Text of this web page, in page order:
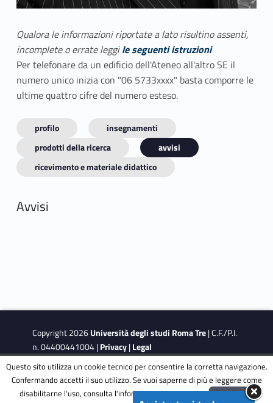
Qualora le informazioni riportate a lato risultino assenti,
incomplete o errate leggile seguenti istruzioni
Per telefonare da un edificio dell'Ateneo all'altro SE il
numero unico inizia con "06 5733xxxx" basta comporre le
ultime quattro cifre del numero esteso.
profilo
insegnamenti
prodotti della ricerca
avvisi
ricevimento e materiale didattico
Avvisi
Copyright 2026Università degli studi Roma Tre| C.F./P.I.
n. 04400441004 |Privacy|Legal
Notes|Accessibility Accessibility Target
This site is protected by reCAPTCHA and the GooglePrivacy
Questo sito utilizza un cookie tecnico per consentire la corretta navigazione.
Confermando accetti il suo utilizzo. Se vuoi saperne di più e leggere come
disabilitarne l'uso, consulta l'informativa estesa.ENG
Accetta